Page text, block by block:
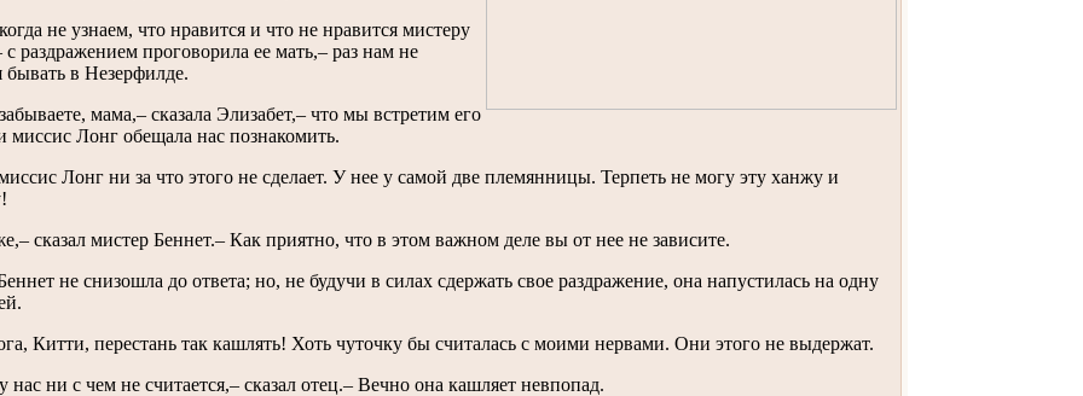
не узнаем, что нравится и что не нравится мистеру
раздражением проговорила ее мать,– раз нам не
бывать в Незерфилде.
мама,– сказала Элизабет,– что мы встретим его
миссис Лонг обещала нас познакомить.
Лонг ни за что этого не сделает. У нее у самой две племянницы. Терпеть не могу эту ханжу и
сказал мистер Беннет.– Как приятно, что в этом важном деле вы от нее не зависите.
не снизошла до ответа; но, не будучи в силах сдержать свое раздражение, она напустилась на одну
Китти, перестань так кашлять! Хоть чуточку бы считалась с моими нервами. Они этого не выдержат.
нас ни с чем не считается,– сказал отец.– Вечно она кашляет невпопад.